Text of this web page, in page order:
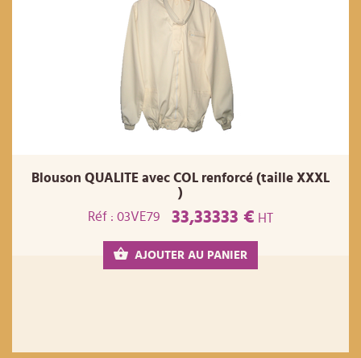
Blouson QUALITE avec COL renforcé (taille XXXL
)
Réf : 03VE79
33,33333 € HT
AJOUTER AU PANIER